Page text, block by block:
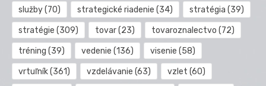
služby(70) strategické riadenie (34) stratégia (39)
stratégie (309) tovar(23) tovaroznalectvo (72)
tréning (39) vedenie (136) visenie (58)
vrtuľník(361) vzdelávanie (63) vzlet (60)